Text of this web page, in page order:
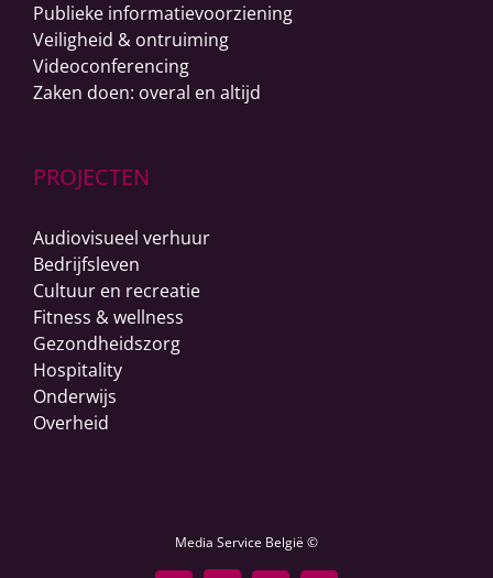
Publieke informatievoorziening
Veiligheid & ontruiming
Videoconferencing
Zaken doen: overal en altijd
PROJECTEN
Audiovisueel verhuur
Bedrijfsleven
Cultuur en recreatie
Fitness & wellness
Gezondheidszorg
Hospitality
Onderwijs
Overheid
Media Service België ©